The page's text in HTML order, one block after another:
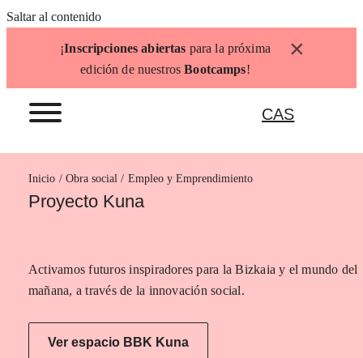
Saltar al contenido
¡Inscripciones abiertas para la próxima
edición de nuestrosBootcamps!
×
CAS
Inicio Empleo y Emprendimiento
Proyecto Kuna
Activamos futuros inspiradores para la Bizkaia y el mundo del
mañana, a través de la innovación social.
Ver espacio BBK Kuna